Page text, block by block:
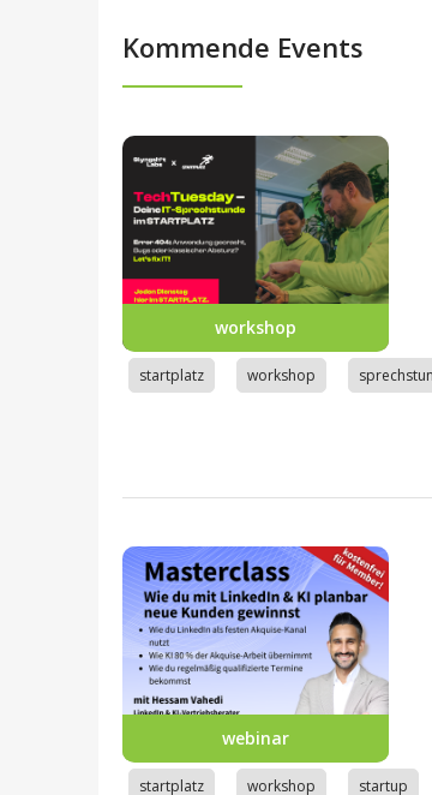
Kommende Events
workshop
startplatz workshop
webinar
startplatz workshop startup